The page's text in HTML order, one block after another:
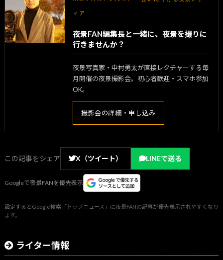
ィア
夜景FAN編集長と一緒に、夜景を撮りに
行きませんか？
夜景写真家・中村勇太が直接レクチャーする毎
月開催の夜景撮影会。初心者歓迎・スマホ参加
OK。
撮影会の詳細・申し込み
この記事をシェア X（ツイート） LINEで送る
Googleで夜景FANを優先表示
設定するとGoogle検索「トップニュース」に夜景FANの記事が優先表示されやすくなり
ます。
ライター情報